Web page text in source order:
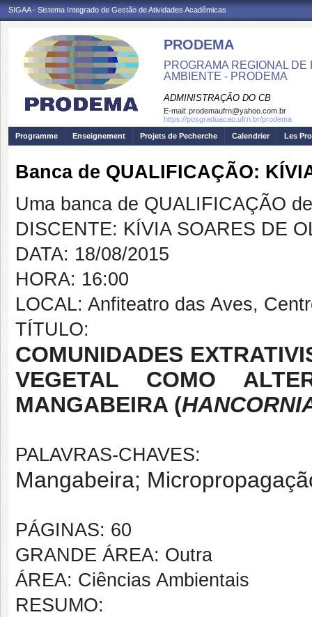
SIGAA - Sistema Integrado de Gestão de Atividades Acadêmicas
PRODEMA
PROGRAMA REGIONAL
AMBIENTE - PRODEMA
ADMINISTRAÇÃO DO CB
E-mail: prodemaufrn@yahoo.com.br
https://posgraduacao.ufrn.br/prodema
Programme
Enseignement Projets de Pecherche Calendrier Les
Banca de QUALIFICAÇÃO:
Uma banca de QUALIFICAÇÃO
DISCENTE: KÍVIA SOARES DE
DATA: 18/08/2015
HORA: 16:00
LOCAL: Anfiteatro das Aves,
TÍTULO:
COMUNIDADES
VEGETAL COMO
MANGABEIRA (
PALAVRAS-CHAVES:
Mangabeira;
PÁGINAS: 60
GRANDE ÁREA: Outra
ÁREA: Ciências Ambientais
RESUMO: